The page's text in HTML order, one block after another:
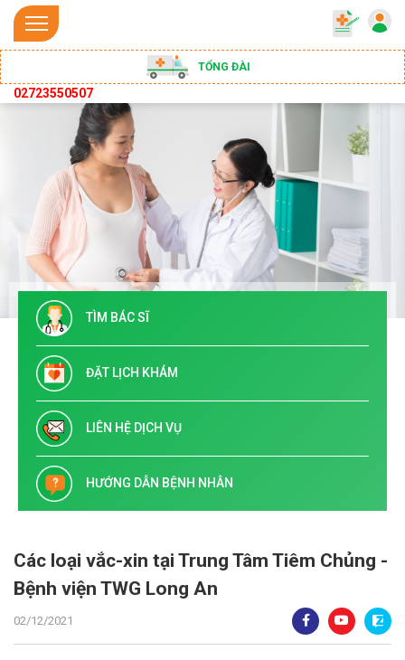
TỔNG ĐÀI
02723550507
TÌM BÁC SĨ
ĐẶT LỊCH KHÁM
LIÊN HỆ DỊCH VỤ
HƯỚNG DẪN BỆNH NHÂN
Các loại vắc-xin tại Trung Tâm Tiêm Chủng -
Bệnh viện TWG Long An
02/12/2021